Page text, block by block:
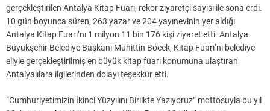
gerçekleştirilen Antalya Kitap Fuarı, rekor ziyaretçi sayısı ile sona erdi.
10 gün boyunca süren, 263 yazar ve 204 yayınevinin yer aldığı
Antalya Kitap Fuarı’nı 1 milyon 11 bin 176 kişi ziyaret etti. Antalya
Büyükşehir Belediye Başkanı Muhittin Böcek, Kitap Fuarı’nı belediye
eliyle gerçekleştirilmiş en büyük kitap fuarı konumuna ulaştıran
Antalyalılara ilgilerinden dolayı teşekkür etti.
“Cumhuriyetimizin İkinci Yüzyılını Birlikte Yazıyoruz” mottosuyla bu yıl